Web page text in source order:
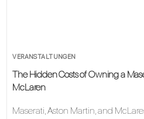
VERANSTALTUNGEN
The Hidden Costs of Owning a
McLaren
Maserati, Aston Martin, and